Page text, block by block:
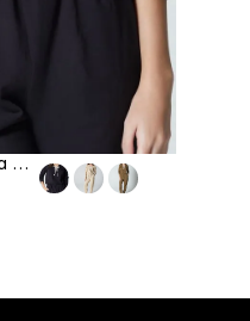
Enterizo pantalon para mujer